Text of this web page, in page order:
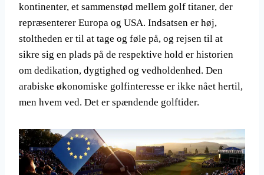
kontinenter, et sammenstød mellem golf titaner, der
repræsenterer Europa og USA. Indsatsen er høj,
stoltheden er til at tage og føle på, og rejsen til at
sikre sig en plads på de respektive hold er historien
om dedikation, dygtighed og vedholdenhed. Den
arabiske økonomiske golfinteresse er ikke nået hertil,
men hvem ved. Det er spændende golftider.